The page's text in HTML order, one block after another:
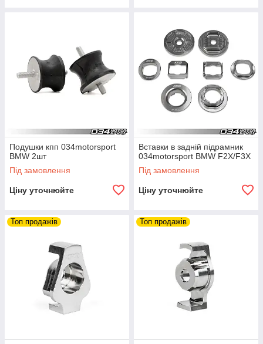
Подушки кпп 034motorsport
BMW 2шт
Під замовлення
Ціну уточнюйте
Вставки в задній підрамник
034motorsport BMW F2X/F3X
Під замовлення
Ціну уточнюйте
Топ продажів Топ продажів